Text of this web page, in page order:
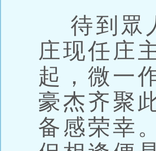
待到眾
庄现任庄
起，微一
豪杰齐聚
备感荣幸